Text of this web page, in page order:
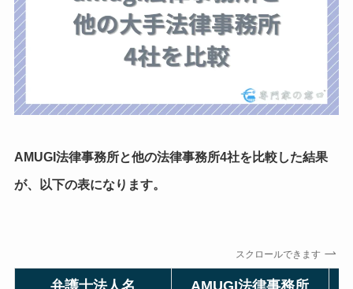
AMUGI法律事務所と他の法律事務所4社を比較した結果
が、以下の表になります。
スクロールできます
弁護士法人名 AMUGI法律事務所